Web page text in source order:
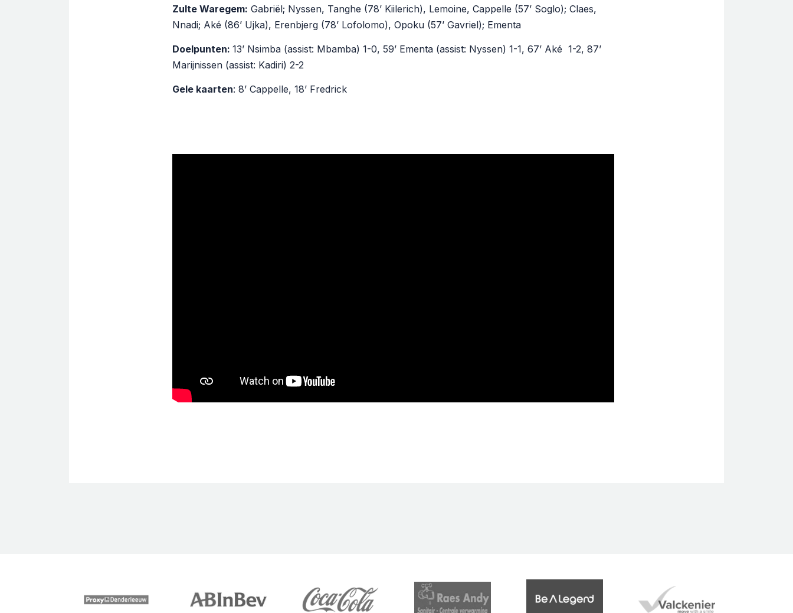
Zulte Waregem: Gabriël; Nyssen, Tanghe (78’ Kiilerich), Lemoine, Cappelle (57’ Soglo); Claes,
Nnadi; Aké (86’ Ujka), Erenbjerg (78’ Lofolomo), Opoku (57’ Gavriel); Ementa
Doelpunten: 13’ Nsimba (assist: Mbamba) 1-0, 59’ Ementa (assist: Nyssen) 1-1, 67’ Aké 1-2, 87’
Marijnissen (assist: Kadiri) 2-2
Gele kaarten: 8’ Cappelle, 18’ Fredrick